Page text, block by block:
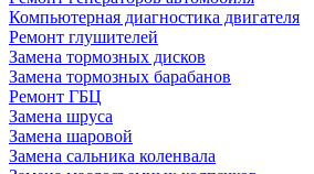
Компьютерная диагностика двигателя
Ремонт глушителей
Замена тормозных дисков
Замена тормозных барабанов
Ремонт ГБЦ
Замена шруса
Замена шаровой
Замена сальника коленвала